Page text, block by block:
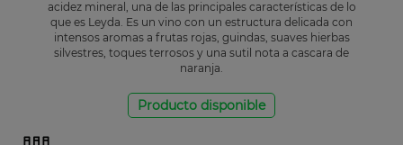
acidez mineral, una de las principales características de lo
que es Leyda. Es un vino con un estructura delicada con
intensos aromas a frutas rojas, guindas, suaves hierbas
silvestres, toques terrosos y una sutil nota a cascara de
naranja.
Producto disponible